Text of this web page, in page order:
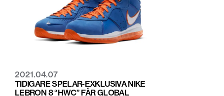
2021.04.07
TIDIGARE SPELAR-EXKLUSIVA NIKE
LEBRON 8 “HWC” FÅR GLOBAL